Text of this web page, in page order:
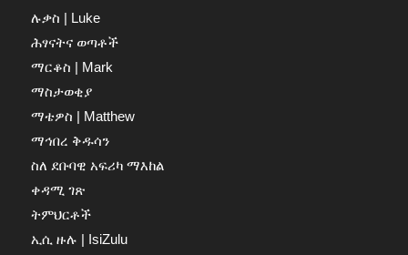
ሉቃስ | Luke
ሕፃናትና ወጣቶች
ማርቆስ | Mark
ማስታወቂያ
ማቴዎስ | Matthew
ማኅበረ ቅዱሳን
ስለ ደቡባዊ አፍሪካ ማእከል
ቀዳሚ ገጽ
ትምህርቶች
ኢሲ ዙሉ | IsiZulu